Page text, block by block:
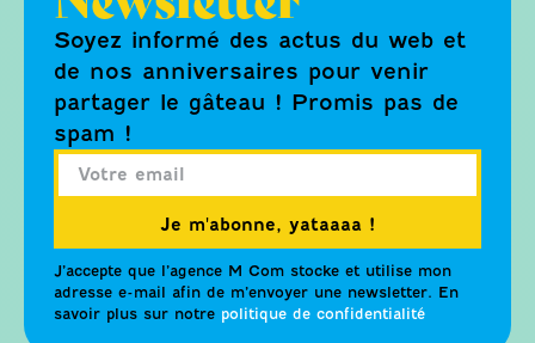
Soyez informé des actus du web et
de nos anniversaires pour venir
partager le gâteau ! Promis pas de
spam !
Je m'abonne, yataaaa !
J’accepte que l’agence M Com stocke et utilise mon
adresse e-mail afin de m’envoyer une newsletter. En
savoir plus sur notre politique de confidentialité